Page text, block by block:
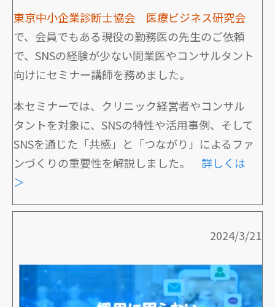
東京中小企業診断士協会 医療ビジネス研究会
で、会員でもある現役の勤務医の先生のご依頼
で、SNSの経験が少ない開業医やコンサルタント
向けにセミナー講師を務めました。
本セミナーでは、クリニック経営者やコンサル
タントを対象に、SNSの特性や活用事例、そして
SNSを通じた「共感」と「つながり」によるファ
ンづくりの重要性を解説しました。 詳しくは
＞
2024/3/21